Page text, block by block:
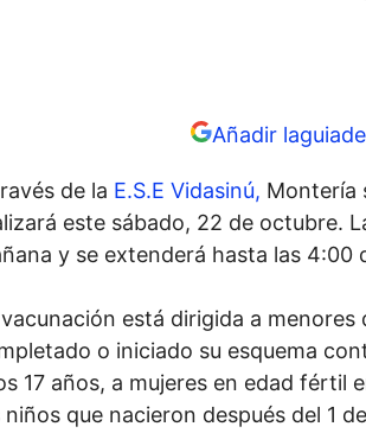
Añadir
de la E.S.E Vidasinú, Montería
este sábado, 22 de octubre.
y se extenderá hasta las 4:00
está dirigida a
o iniciado su esquema
17 años, a mujeres en edad fértil
niños que nacieron después del 1